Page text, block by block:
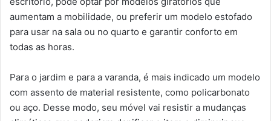
aumentam a mobilidade, ou preferir um modelo estofado
para usar na sala ou no quarto e garantir conforto em
todas as horas.
Para o jardim e para a varanda, é mais indicado um modelo
com assento de material resistente, como policarbonato
ou aço. Desse modo, seu móvel vai resistir a mudanças